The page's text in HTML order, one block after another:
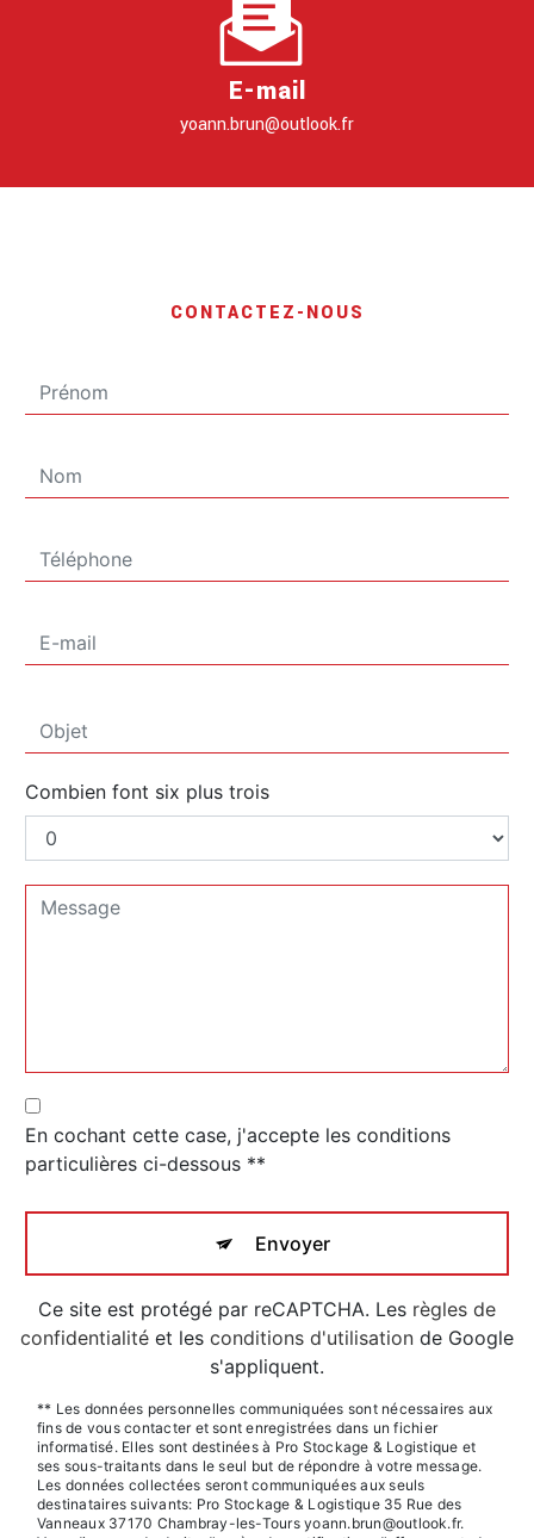
E-mail
yoann.brun@outlook.fr
CONTACTEZ-NOUS
Combien font six plus trois
En cochant cette case, j'accepte les conditions
particulières ci-dessous **
Envoyer
Ce site est protégé par reCAPTCHA. Les règles de
confidentialité et les conditions d'utilisation de Google
s'appliquent.
** Les données personnelles communiquées sont nécessaires aux
fins de vous contacter et sont enregistrées dans un fichier
informatisé. Elles sont destinées à Pro Stockage & Logistique et
ses sous-traitants dans le seul but de répondre à votre message.
Les données collectées seront communiquées aux seuls
destinataires suivants: Pro Stockage & Logistique 35 Rue des
Vanneaux 37170 Chambray-les-Tours yoann.brun@outlook.fr.